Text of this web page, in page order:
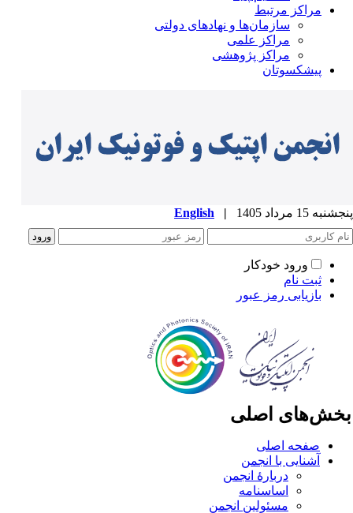
مراکز مرتبط
سازمان‌ها و نهادهای دولتی
مراکز علمی
مراکز پژوهشی
پیشکسوتان
15 مرداد 1405 |
English
ورود خودکار
ثبت نام
بازیابی رمز عبور
اصلی
صفحه اصلی
آشنایی با انجمن
دربارۀ انجمن
اساسنامه
مسئولین انجمن